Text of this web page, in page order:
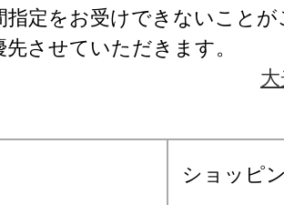
指定をお受けできないこと
させていただきます。
ショッピ